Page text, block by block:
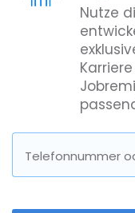
Nutze
Telefonnummer